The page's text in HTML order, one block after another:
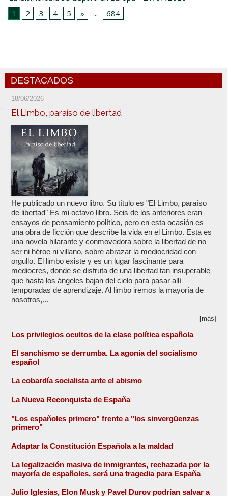
1
2 3 4 5 » ... 684
DESTACADOS
18/06/2026
El Limbo, paraíso de libertad
He publicado un nuevo libro. Su título es "El Limbo, paraíso
de libertad" Es mi octavo libro. Seis de los anteriores eran
ensayos de pensamiento político, pero en esta ocasión es
una obra de ficción que describe la vida en el Limbo. Esta es
una novela hilarante y conmovedora sobre la libertad de no
ser ni héroe ni villano, sobre abrazar la mediocridad con
orgullo. El limbo existe y es un lugar fascinante para
mediocres, donde se disfruta de una libertad tan insuperable
que hasta los ángeles bajan del cielo para pasar allí
temporadas de aprendizaje. Al limbo iremos la mayoría de
nosotros,...
[más]
Los privilegios ocultos de la clase política española
El sanchismo se derrumba. La agonía del socialismo
español
La cobardía socialista ante el abismo
La Nueva Reconquista de España
"Los españoles primero" frente a "los sinvergüenzas
primero"
Adaptar la Constitución Española a la maldad
La legalización masiva de inmigrantes, rechazada por la
mayoría de españoles, será una tragedia para España
Julio Iglesias, Elon Musk y Pavel Durov podrían salvar a